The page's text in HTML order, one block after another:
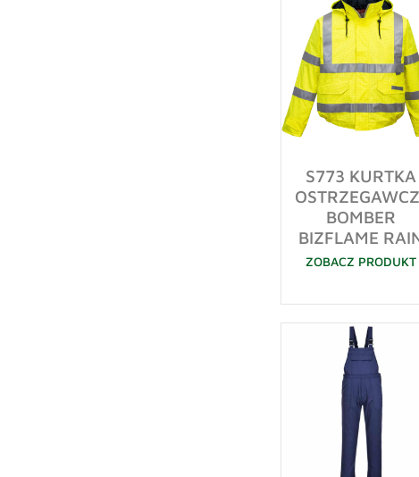
S773 KURTKA
BOMBER
BIZFLAME
ZOBACZ PRODUKT